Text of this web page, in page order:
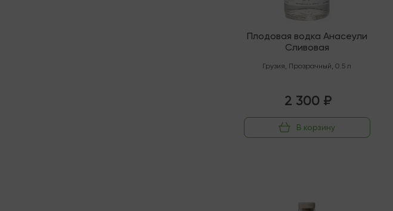
Плодовая водка Анасеули
Сливовая
Грузия, Прозрачный, 0.5 л
2 300 ₽
В корзину